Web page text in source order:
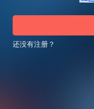
还没有注册？